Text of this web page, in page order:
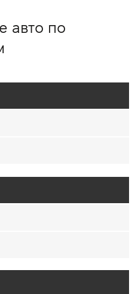
авто по